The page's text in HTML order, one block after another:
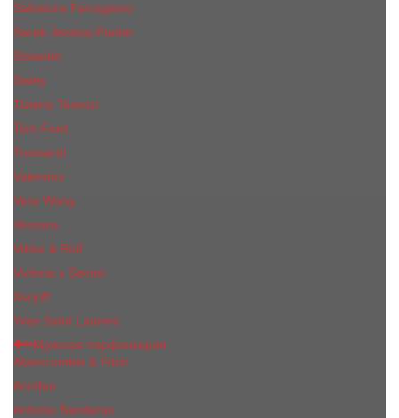
Salvatore Ferragamo
Sarah Jessica Parker
Shiseido
Sisley
Tiziana Terenzi
Tom Ford
Trussardi
Valentino
Vera Wang
Versace
Viktor & Rolf
Victoria s Secret
Xerjoff
Yves Saint Laurent
Мужская парфюмерия
Abercrombie & Fitch
Annifen
Antonio Banderas